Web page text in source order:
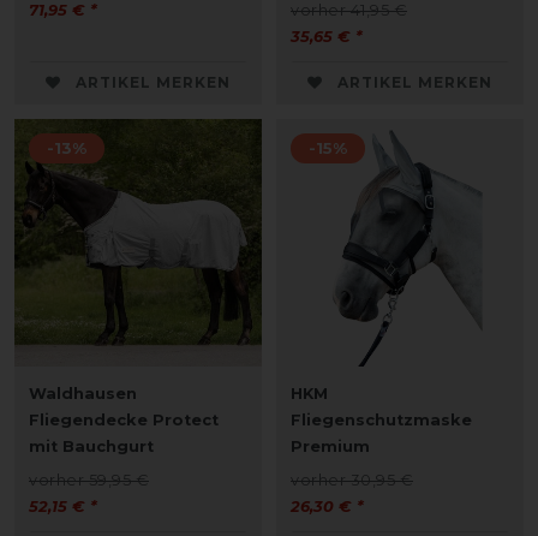
71,95 € *
ARTIKEL MERKEN
vorher 41,95 €
35,65 € *
ARTIKEL MERKEN
-13%
Waldhausen
Fliegendecke Protect
mit Bauchgurt
vorher 59,95 €
52,15 € *
-15%
HKM
Fliegenschutzmaske
Premium
vorher 30,95 €
26,30 € *